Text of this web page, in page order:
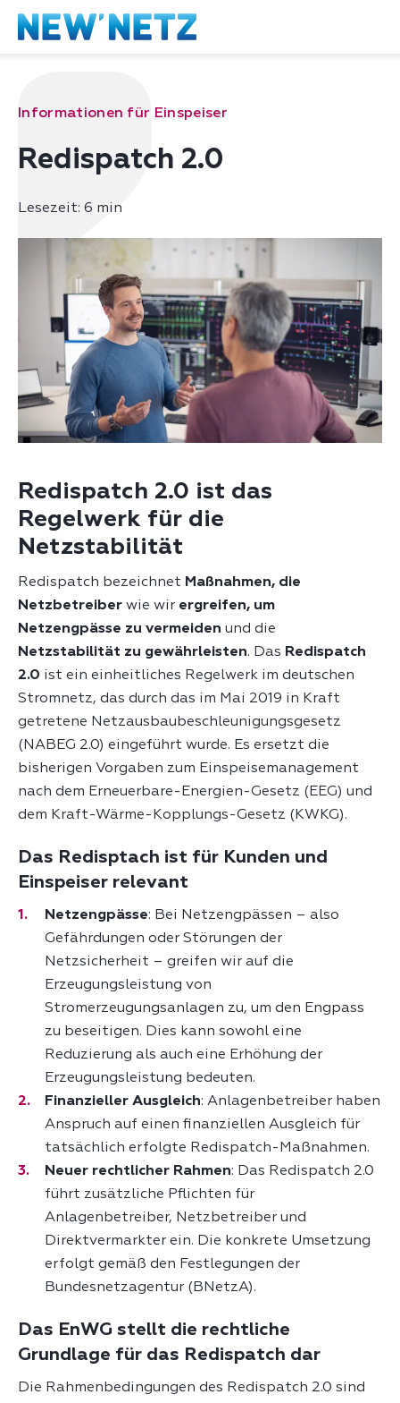
Informationen für Einspeiser
Redispatch 2.0
Lesezeit: 6 min
Redispatch 2.0 ist das
Regelwerk für die
Netzstabilität
Redispatch bezeichnet Maßnahmen, die
Netzbetreiber wie wir ergreifen, um
Netzengpässe zu vermeiden und die
Netzstabilität zu gewährleisten. Das Redispatch
2.0 ist ein einheitliches Regelwerk im deutschen
Stromnetz, das durch das im Mai 2019 in Kraft
getretene Netzausbaubeschleunigungsgesetz
(NABEG 2.0) eingeführt wurde. Es ersetzt die
bisherigen Vorgaben zum Einspeisemanagement
nach dem Erneuerbare-Energien-Gesetz (EEG) und
dem Kraft-Wärme-Kopplungs-Gesetz (KWKG).
Das Redisptach ist für Kunden und
Einspeiser relevant
Netzengpässe: Bei Netzengpässen – also
Gefährdungen oder Störungen der
Netzsicherheit – greifen wir auf die
Erzeugungsleistung von
Stromerzeugungsanlagen zu, um den Engpass
zu beseitigen. Dies kann sowohl eine
Reduzierung als auch eine Erhöhung der
Erzeugungsleistung bedeuten.
Finanzieller Ausgleich: Anlagenbetreiber haben
Anspruch auf einen finanziellen Ausgleich für
tatsächlich erfolgte Redispatch-Maßnahmen.
Neuer rechtlicher Rahmen: Das Redispatch 2.0
führt zusätzliche Pflichten für
Anlagenbetreiber, Netzbetreiber und
Direktvermarkter ein. Die konkrete Umsetzung
erfolgt gemäß den Festlegungen der
Bundesnetzagentur (BNetzA).
Das EnWG stellt die rechtliche
Grundlage für das Redispatch dar
Die Rahmenbedingungen des Redispatch 2.0 sind